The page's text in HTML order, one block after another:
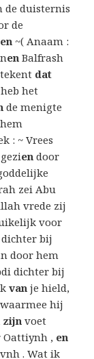
de duisternis
de
en ~( Anaam :
en Balfrash
dat
het
de menigte
: ~ Vrees
en door
zei Abu
vrede zij
voor
dichter bij
door hem
dichter bij
van je hield,
hij
zijnvoet
Oattiynh , en
. Wat ik